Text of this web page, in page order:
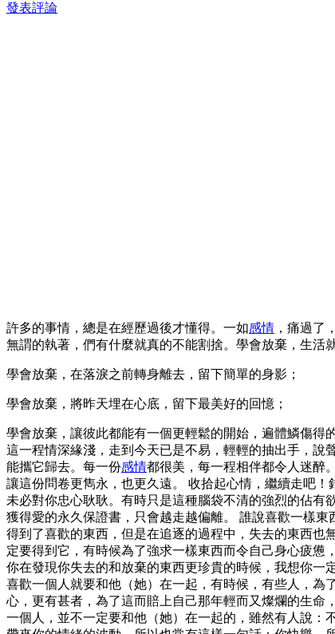
發表評論
許多的事情，總是在經歷過後才懂得。一如感情 ，痛過了
無謂的執著，們有什麼就真的不能割捨。學會放棄，生活
學會放棄，在落淚之前轉身離去，留下簡單的身影；
學會放棄，將昨天埋在心底，留下最美好的回憶；
學會放棄，讓彼此都能有一個更輕鬆的開始，遍體鱗傷得
這一程情深緣淺，走到今天已是不易，輕輕的抽出手，說
能攜它歸去。每一份感情都很美，每一程相伴都令人迷醉
讓這份問卷更雋永，也更久遠。 收拾起心情，繼續走吧
未必對你忠心耿耿。有時只是這種腦袋不清的強烈的佔有
獲得愛的永久保證書，只會越走越偏離。 誰說喜歡一樣
得到了喜歡的東西，但是在追逐的過­程中，失去的東西
定要得到它，有時候為了強求­一樣東西而令自己身心疲憊
你在發現你失去的和­放棄的東西更珍貴的時候，我想你一
喜歡一個人就要和他（她）在一起，有時候，有些人，為
心，更有甚者，為了這而賠上自己那年輕而又燦爛的生
一個人，並不一定要和他（她）在一起的，雖然有人說